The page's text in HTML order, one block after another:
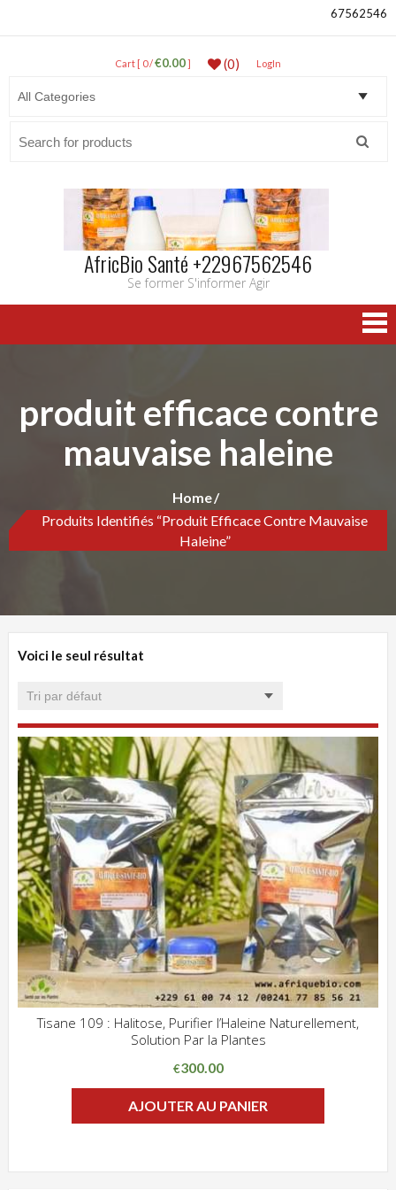
67562546
Cart [ 0 /€0.00] (0) LogIn
AfricBio Santé +22967562546
Se former S'informer Agir
produit efficace contre
mauvaise haleine
Home
Produits Identifiés “produit Efficace Contre Mauvaise
Haleine”
Voici le seul résultat
Tisane 109 : Halitose, Purifier l’Haleine Naturellement,
Solution Par la Plantes
€300.00
AJOUTER AU PANIER